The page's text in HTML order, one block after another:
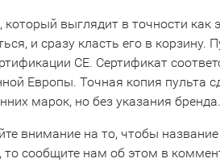
выглядит в точности как
и сразу класть его в корзину.
CE. Сертификат
Европы. Точная копия пульта
марок, но без указания бренда.
внимание на то, чтобы
сообщите нам об этом в